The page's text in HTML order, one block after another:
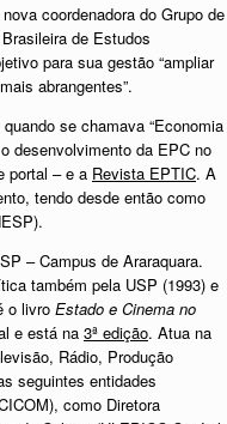
coordenadora do Grupo de
de Estudos
para sua gestão “ampliar
abrangentes”.
se chamava “Economia
desenvolvimento da EPC no
portal – e a Revista EPTIC. A
tendo desde então como
– Campus de Araraquara.
também pela USP (1993) e
o livro Estado e Cinema no
e está na 3ª edição. Atua na
Rádio, Produção
seguintes entidades
como Diretora